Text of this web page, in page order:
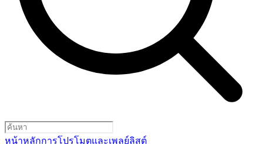
หน้าหลักการโปรโมตและเพลย์ลิสต์